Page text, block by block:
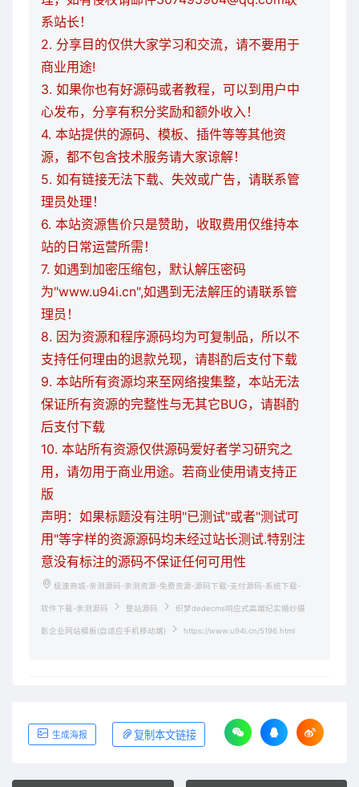
系站长！
2. 分享目的仅供大家学习和交流，请不要用于
商业用途!
3. 如果你也有好源码或者教程，可以到用户中
心发布，分享有积分奖励和额外收入！
4. 本站提供的源码、模板、插件等等其他资
源，都不包含技术服务请大家谅解！
5. 如有链接无法下载、失效或广告，请联系管
理员处理！
6. 本站资源售价只是赞助，收取费用仅维持本
站的日常运营所需！
7. 如遇到加密压缩包，默认解压密码
为"www.u94i.cn",如遇到无法解压的请联系管
理员！
8. 因为资源和程序源码均为可复制品，所以不
支持任何理由的退款兑现，请斟酌后支付下载
9. 本站所有资源均来至网络搜集整，本站无法
保证所有资源的完整性与无其它BUG，请斟酌
后支付下载
10. 本站所有资源仅供源码爱好者学习研究之
用，请勿用于商业用途。若商业使用请支持正
版
声明：如果标题没有注明"已测试"或者"测试可
用"等字样的资源源码均未经过站长测试.特别注
意没有标注的源码不保证任何可用性
极速商城-亲测源码-亲测资源-免费资源-源码下载-支付源码-系统下载-
软件下载-亲测源码 整站源码 织梦dedecms响应式高端纪实婚纱摄
影企业网站模板(自适应手机移动端) https://www.u94i.cn/5196.html
生成海报 复制本文链接